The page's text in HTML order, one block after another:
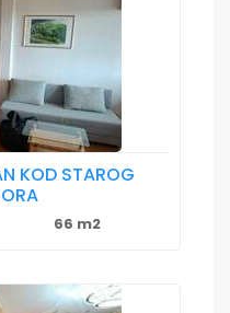
KOD STAROG
66 m2